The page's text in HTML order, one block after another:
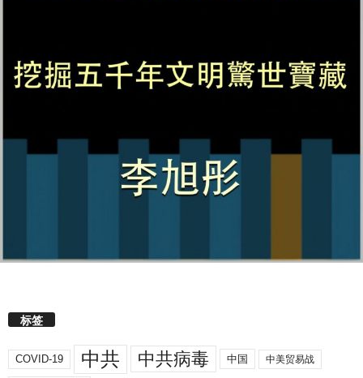
标签
COVID-19 中共 中共病毒 中国 中美贸易战